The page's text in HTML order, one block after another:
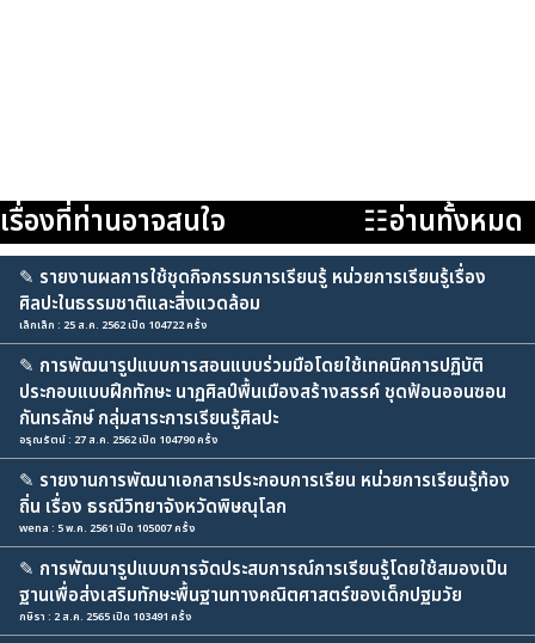
เรื่องที่ท่านอาจสนใจ ☷อ่านทั้งหมด
✎ รายงานผลการใช้ชุดกิจกรรมการเรียนรู้ หน่วยการเรียนรู้เรื่อง
ศิลปะในธรรมชาติและสิ่งแวดล้อม
เล็กเล็ก : 25 ส.ค. 2562 เปิด 104722 ครั้ง
✎ การพัฒนารูปแบบการสอนแบบร่วมมือโดยใช้เทคนิคการปฏิบัติ
ประกอบแบบฝึกทักษะ นาฏศิลป์พื้นเมืองสร้างสรรค์ ชุดฟ้อนออนซอน
กันทรลักษ์ กลุ่มสาระการเรียนรู้ศิลปะ
อรุณรัตน์ : 27 ส.ค. 2562 เปิด 104790 ครั้ง
✎ รายงานการพัฒนาเอกสารประกอบการเรียน หน่วยการเรียนรู้ท้อง
ถิ่น เรื่อง ธรณีวิทยาจังหวัดพิษณุโลก
wena : 5 พ.ค. 2561 เปิด 105007 ครั้ง
✎ การพัฒนารูปแบบการจัดประสบการณ์การเรียนรู้โดยใช้สมองเป็น
ฐานเพื่อส่งเสริมทักษะพื้นฐานทางคณิตศาสตร์ของเด็กปฐมวัย
กษิรา : 2 ส.ค. 2565 เปิด 103491 ครั้ง